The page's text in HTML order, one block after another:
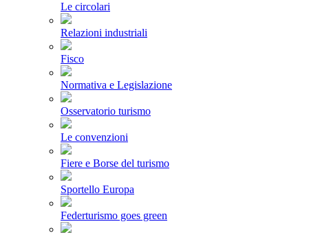
Le circolari
Relazioni industriali
Fisco
Normativa e Legislazione
Osservatorio turismo
Le convenzioni
Fiere e Borse del turismo
Sportello Europa
Federturismo goes green